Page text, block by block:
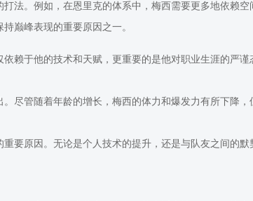
法。例如，在恩里克的体系中，梅西需要更多地依赖
巅峰表现的重要原因之一。
赖于他的技术和天赋，更重要的是他对职业生涯的严
尽管随着年龄的增长，梅西的体力和爆发力有所下降
要原因。无论是个人技术的提升，还是与队友之间的